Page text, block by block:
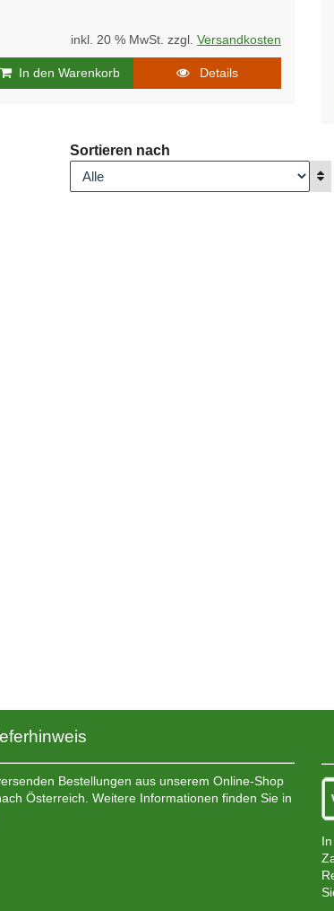
inkl. 20 % MwSt. zzgl. Versandkosten
In den Warenkorb Details
Sortieren nach
Bestellungen aus unserem Online-Shop
Österreich. Weitere Informationen finden Sie in